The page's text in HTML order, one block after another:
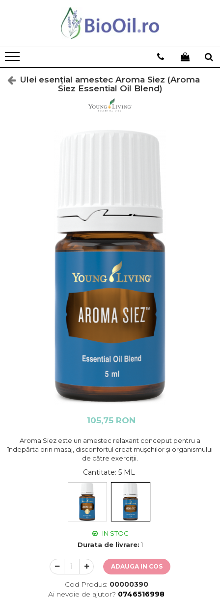
Ulei esențial amestec Aroma Siez (Aroma
Siez Essential Oil Blend)
105,75 RON
Aroma Siez este un amestec relaxant conceput pentru a
îndepărta prin masaj, disconfortul creat mușchilor și organismului
de către exerciții.
Cantitate: 5 ML
IN STOC
Durata de livrare: 1
ADAUGA IN COS
Cod Produs: 00000390
Ai nevoie de ajutor? 0746516998